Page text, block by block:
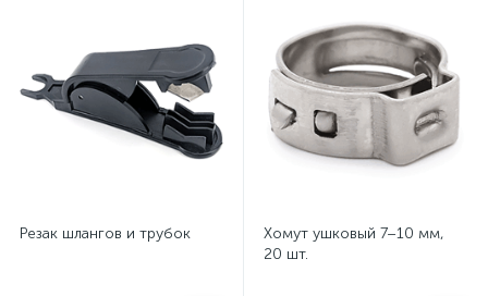
Резак шлангов и трубок
Хомут ушковый 7–10 мм,
20 шт.